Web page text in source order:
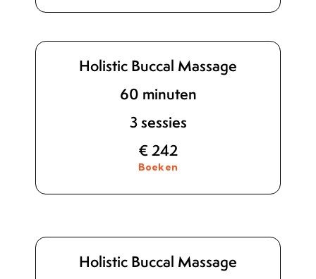
Holistic Buccal Massage
60 minuten
3 sessies
€ 242
Boeken
Holistic Buccal Massage